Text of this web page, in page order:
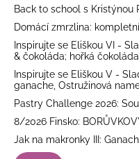
Back to school s Kristýnou
Domácí zmrzlina:
Inspirujte se Eliškou VI -
& čokoláda; hořká
Inspirujte se Eliškou V -
ganache, Ostružinová
Pastry Challenge 2026:
8/2026 Finsko:
Jak na makronky III: